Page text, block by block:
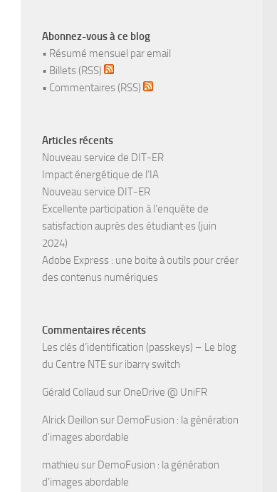
Abonnez-vous à ce blog
• Résumé mensuel par email
• Billets (RSS)
• Commentaires (RSS)
Articles récents
Nouveau service de DIT-ER
Impact énergétique de l’IA
Nouveau service DIT-ER
Excellente participation à l’enquête de
satisfaction auprès des étudiant·es (juin
2024)
Adobe Express : une boite à outils pour créer
des contenus numériques
Commentaires récents
Les clés d’identification (passkeys) – Le blog
du Centre NTEsur ibarry switch
Gérald Collaud sur OneDrive @ UniFR
Alrick Deillon sur DemoFusion : la génération
d’images abordable
mathieu sur DemoFusion : la génération
d’images abordable